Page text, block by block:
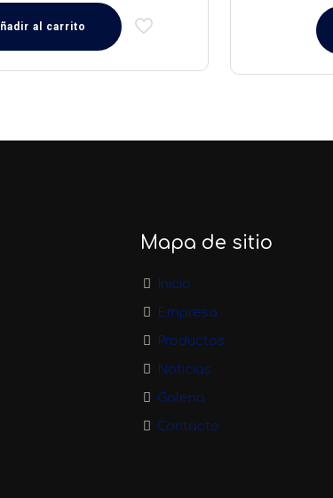
al carrito
Mapa de sitio
Inicio
Empresa
Productos
Noticias
Galeria
Contacto